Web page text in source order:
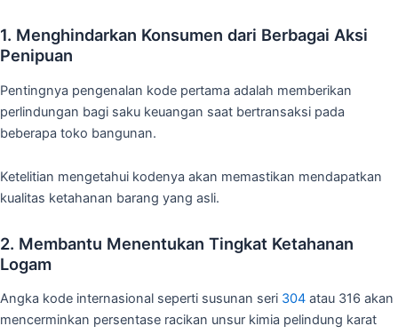
1. Menghindarkan Konsumen dari Berbagai Aksi
Penipuan
Pentingnya pengenalan kode pertama adalah memberikan
perlindungan bagi saku keuangan saat bertransaksi pada
beberapa toko bangunan.
Ketelitian mengetahui kodenya akan memastikan mendapatkan
kualitas ketahanan barang yang asli.
2. Membantu Menentukan Tingkat Ketahanan
Logam
Angka kode internasional seperti susunan seri 304 atau 316 akan
mencerminkan persentase racikan unsur kimia pelindung karat